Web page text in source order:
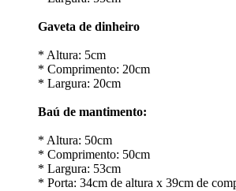
Gaveta de dinheiro
* Altura: 5cm
* Comprimento: 20cm
* Largura: 20cm
Baú de mantimento:
* Altura: 50cm
* Comprimento: 50cm
* Largura: 53cm
* Porta: 34cm de altura x 39cm de